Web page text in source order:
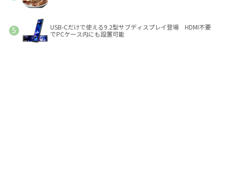
USB-Cだけで使える9.2型サブディスプレイ登場 HDMI不要
でPCケース内にも設置可能